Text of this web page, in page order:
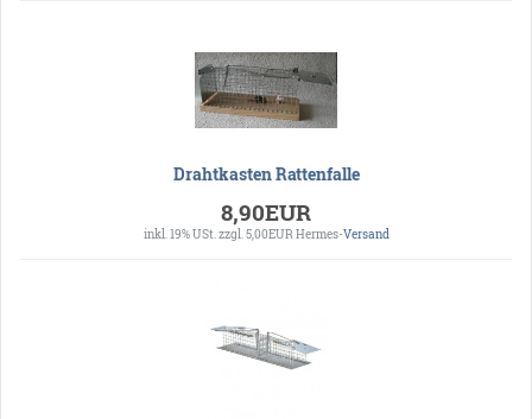
Drahtkasten Rattenfalle
8,90EUR
inkl. 19% USt. zzgl. 5,00EUR Hermes-Versand